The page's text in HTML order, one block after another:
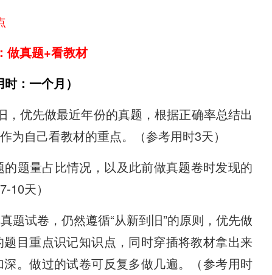
做真题+看教材
时：一个月）
，优先做最近年份的真题，根据正确率总结出
为自己看教材的重点。（参考用时3天）
的题量占比情况，以及此前做真题卷时发现的
10天）
题试卷，仍然遵循“从新到旧”的原则，优先做
目重点识记知识点，同时穿插将教材拿出来
。做过的试卷可反复多做几遍。（参考用时